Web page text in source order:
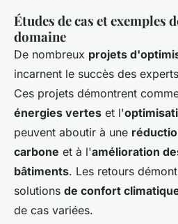
Études de cas et exemples
domaine
De nombreux projets
incarnent le succès des
Ces projets démontrent
énergies vertes et l'
peuvent aboutir à une
carbone et à l'amélioration
bâtiments. Les retours
solutions de confort
de cas variées.